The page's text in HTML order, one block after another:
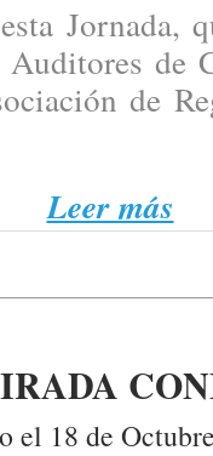
Jornada,
de
de
Leer más
el 18 de